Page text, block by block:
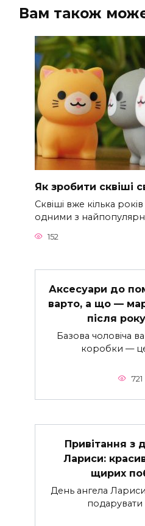
Вам також
Як зробити сквіші
Сквіші вже кілька
одними з
152
Аксесуари до
варто, а що —
після
Базова чоловіча
коробки —
721
Привітання з
Лариси:
щирих
День ангела
подарувати